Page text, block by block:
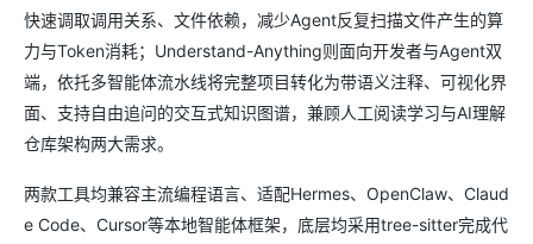
快速调取调用关系、文件依赖，减少Agent反复扫描文件产生的算
力与Token消耗；Understand-Anything则面向开发者与Agent双
端，依托多智能体流水线将完整项目转化为带语义注释、可视化界
面、支持自由追问的交互式知识图谱，兼顾人工阅读学习与AI理解
仓库架构两大需求。
两款工具均兼容主流编程语言、适配Hermes、OpenClaw、Claud
e Code、Cursor等本地智能体框架，底层均采用tree-sitter完成代